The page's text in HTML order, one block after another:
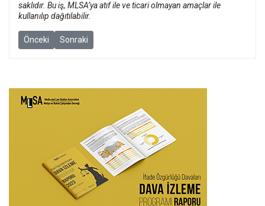
saklıdır. Bu iş, MLSA’ya atıf ile ve ticari olmayan amaçlar ile
kullanılıp dağıtılabilir.
Önceki makale: QET - Keyfi bir kararla vatandaşlıktan çıkarılan
Önceki Sonraki makale: RTÜK ve BİK’in kelepçesi: Susturmak
Sonraki